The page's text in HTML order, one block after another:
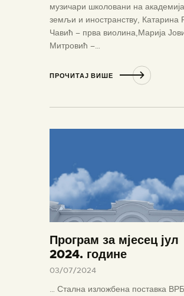
музичари школовани на
земљи и иностранству, Катарина
Чавић – прва виолина,Марија
Митровић –…
ПРОЧИТАЈ ВИШЕ
Програм за мјесец јул
2024. године
03/07/2024
… Стална изложбена поставка